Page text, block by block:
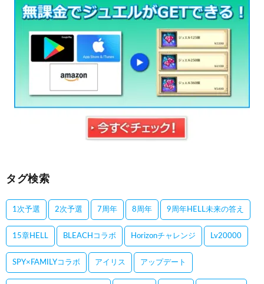
タグ検索
1次予選 2次予選 7周年 8周年 9周年HELL未来の答え
15章HELL BLEACHコラボ Horizonチャレンジ Lv20000
SPY×FAMILYコラボ アイリス アップデート